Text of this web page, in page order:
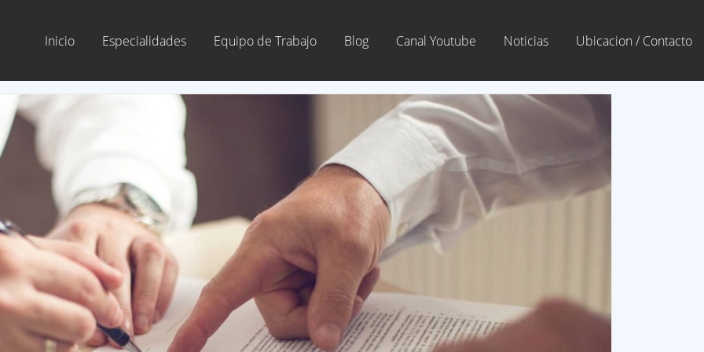
Inicio Especialidades Equipo de Trabajo Blog Canal Youtube Noticias Ubicacion / Contacto